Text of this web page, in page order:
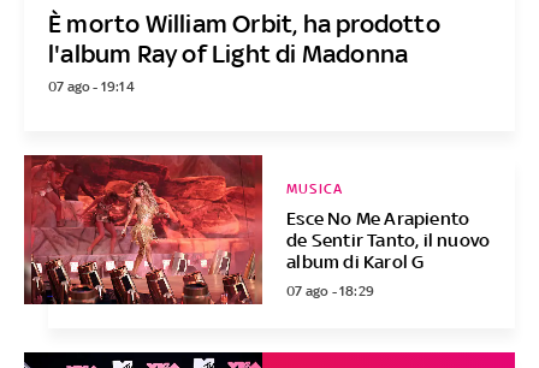
È morto William Orbit, ha prodotto
l'album Ray of Light di Madonna
07 ago - 19:14
Esce No Me Arapiento
de Sentir Tanto, il nuovo
album di Karol G
MUSICA
07 ago - 18:29